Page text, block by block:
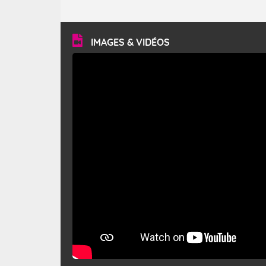
vitesse moyenne de 50 km/h et atteindre 80 à 100 km/h
en rafales, parfois davantage. Il parcourt la basse vallée
du Rhône et la Provence et envahit le littoral
méditerranéen à partir de la Camargue.
IMAGES & VIDÉOS